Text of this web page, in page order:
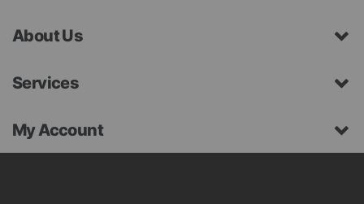
About Us
Services
My Account